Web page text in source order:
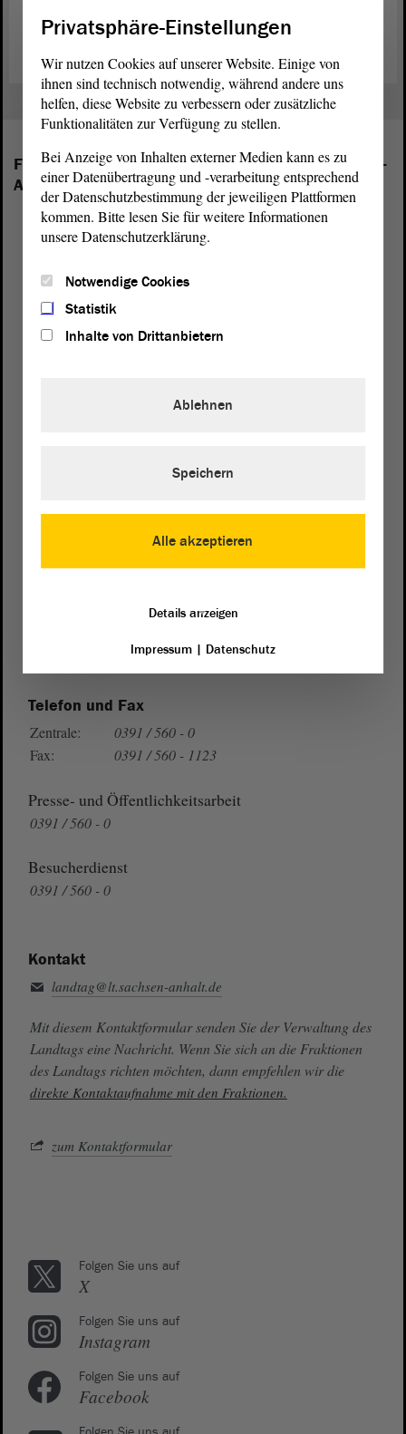
werden.
Folgende Fraktionen sind im Landtag von Sachsen-
Anhalt vertreten:
Postanschrift
von Sachsen-Anhalt
Auf Google Maps
Telefon und Fax
Zentrale:
0391 / 560 - 0
Fax:
0391 / 560 - 1123
Presse- und Öffentlichkeitsarbeit
0391 / 560 - 0
Besucherdienst
0391 / 560 - 0
Kontakt
landtag@lt.sachsen-anhalt.de
Mit diesem Kontaktformular senden Sie der Verwaltung des
Landtags eine Nachricht. Wenn Sie sich an die Fraktionen
des Landtags richten möchten, dann empfehlen wir die
direkte Kontaktaufnahme mit den Fraktionen.
zum Kontaktformular
Folgen Sie uns auf
X
Folgen Sie uns auf
Instagram
Folgen Sie uns auf
Facebook
Privatsphäre-Einstellungen
Wir nutzen Cookies auf unserer Website. Einige von
ihnen sind technisch notwendig, während andere uns
helfen, diese Website zu verbessern oder zusätzliche
Funktionalitäten zur Verfügung zu stellen.
Bei Anzeige von Inhalten externer Medien kann es zu
einer Datenübertragung und -verarbeitung entsprechend
der Datenschutzbestimmung der jeweiligen Plattformen
kommen. Bitte lesen Sie für weitere Informationen
unsere Datenschutzerklärung.
Notwendige Cookies
Statistik
Inhalte von Drittanbietern
Alle akzeptieren
Ablehnen
Speichern
Details anzeigen
Impressum| Datenschutz